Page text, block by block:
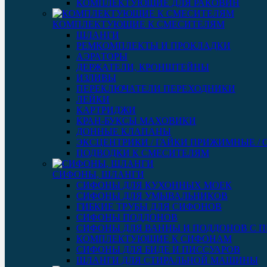
КОМПЛЕКТУЮЩИЕ ДЛЯ РАКОВИН
КОМПЛЕКТУЮЩИЕ К СМЕСИТЕЛЯМ
ШЛАНГИ
РЕМКОМПЛЕКТЫ И ПРОКЛАДКИ
АЭРАТОРЫ
ДЕРЖАТЕЛИ, КРОНШТЕЙНЫ
ИЗЛИВЫ
ПЕРЕКЛЮЧАТЕЛИ ПЕРЕХОДНИКИ
ЛЕЙКИ
КАРТРИДЖИ
КРАН-БУКСЫ МАХОВИКИ
ДОННЫЕ КЛАПАНЫ
ЭКСЦЕНТРИКИ / ГАЙКИ ПРИЖИМНЫЕ /
ПОДВОДКИ К СМЕСИТЕЛЯМ
СИФОНЫ, ШЛАНГИ
СИФОНЫ ДЛЯ КУХОННЫХ МОЕК
СИФОНЫ ДЛЯ УМЫВАЛЬНИКОВ
ГИБКИЕ ТРУБЫ ДЛЯ СИФОНОВ
СИФОНЫ ПОДДОНОВ
СИФОНЫ ДЛЯ ВАННЫ И ПОДДОНОВ С
КОМПЛЕКТУЮЩИЕ К СИФОНАМ
СИФОНЫ ДЛЯ БИДЕ И ПИССУАРОВ
ШЛАНГИ ДЛЯ СТИРАЛЬНОЙ МАШИНЫ